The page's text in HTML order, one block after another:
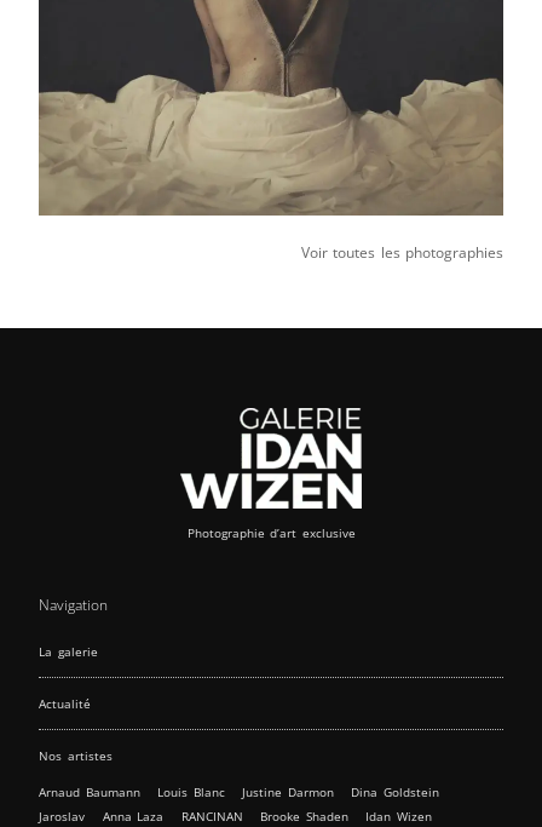
Voir toutes les photographies
Photographie d’art exclusive
Navigation
La galerie
Actualité
Nos artistes
Arnaud Baumann Louis Blanc Justine Darmon
Dina Goldstein
Jaroslav
Anna Laza RANCINAN Brooke Shaden
Idan Wizen